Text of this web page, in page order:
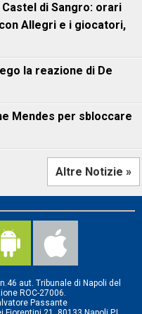
di Sangro: orari
Allegri e i giocatori,
la reazione di De
Mendes per sbloccare
Altre Notizie »
aut. Tribunale di Napoli del
ROC-27006.
Passante